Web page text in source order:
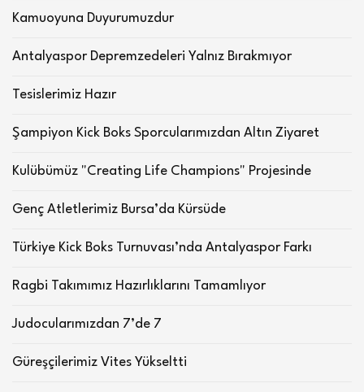
Kamuoyuna Duyurumuzdur
Antalyaspor Depremzedeleri Yalnız Bırakmıyor
Tesislerimiz Hazır
Şampiyon Kick Boks Sporcularımızdan Altın Ziyaret
Kulübümüz "Creating Life Champions" Projesinde
Genç Atletlerimiz Bursa’da Kürsüde
Türkiye Kick Boks Turnuvası’nda Antalyaspor Farkı
Ragbi Takımımız Hazırlıklarını Tamamlıyor
Judocularımızdan 7’de 7
Güreşçilerimiz Vites Yükseltti